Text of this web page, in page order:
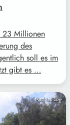
23 Millionen
des
soll es im
gibt es …
Matthias Löw